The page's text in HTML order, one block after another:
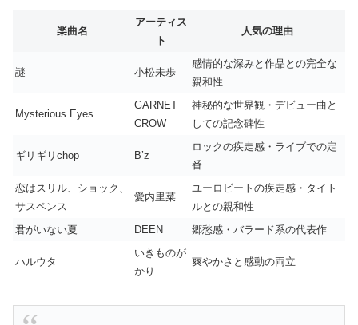
楽曲名
アーティス
ト
人気の理由
謎 小松未歩
感情的な深みと作品との完全な
親和性
Mysterious Eyes
GARNET
CROW
神秘的な世界観・デビュー曲と
しての記念碑性
ギリギリchop B’z
ロックの疾走感・ライブでの定
番
恋はスリル、ショック、
サスペンス
愛内里菜
ユーロビートの疾走感・タイト
ルとの親和性
君がいない夏
DEEN 郷愁感・バラード系の代表作
ハルウタ
いきものが
かり
爽やかさと感動の両立